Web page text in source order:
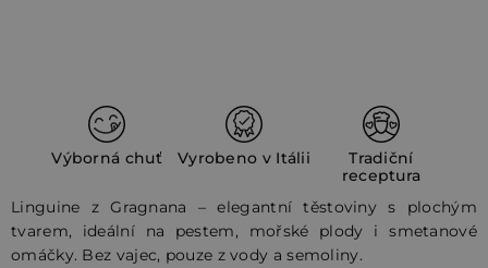
Výborná chuť Vyrobeno v Itálii
Tradiční
receptura
Linguine z Gragnana – elegantní těstoviny s plochým
tvarem, ideální na pestem, mořské plody i smetanové
omáčky. Bez vajec, pouze z vody a semoliny.